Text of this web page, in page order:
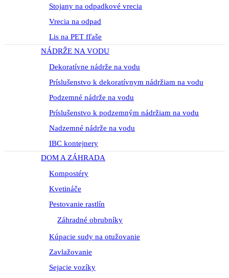
Stojany na odpadkové vrecia
Vrecia na odpad
Lis na PET fľaše
NÁDRŽE NA VODU
Dekoratívne nádrže na vodu
Príslušenstvo k dekoratívnym nádržiam na vodu
Podzemné nádrže na vodu
Príslušenstvo k podzemným nádržiam na vodu
Nadzemné nádrže na vodu
IBC kontejnery
DOM A ZÁHRADA
Kompostéry
Kvetináče
Pestovanie rastlín
Záhradné obrubníky
Kúpacie sudy na otužovanie
Zavlažovanie
Sejacie vozíky